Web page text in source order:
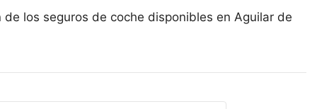
los seguros de coche disponibles en Aguilar de